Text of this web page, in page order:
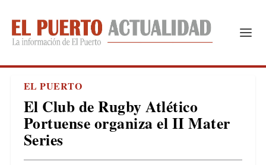
EL PUERTO
El Club de Rugby Atlético
Portuense organiza el II Mater
Series